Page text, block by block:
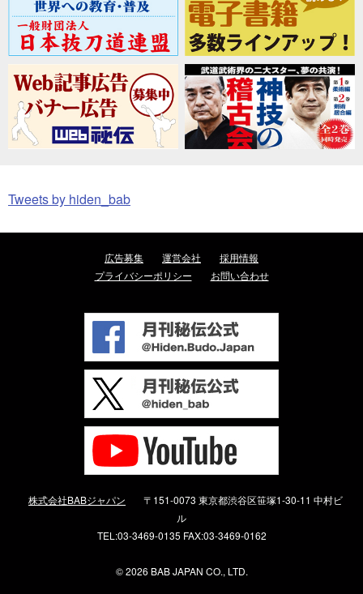
Tweets by hiden_bab
広告募集 運営会社
採用情報
プライバシーポリシー
お問い合わせ
株式会社BABジャパン
〒151-0073 東京都渋谷区笹塚1-30-11 中村ビ
ル
TEL:03-3469-0135 FAX:03-3469-0162
©2026 BAB JAPAN CO., LTD.